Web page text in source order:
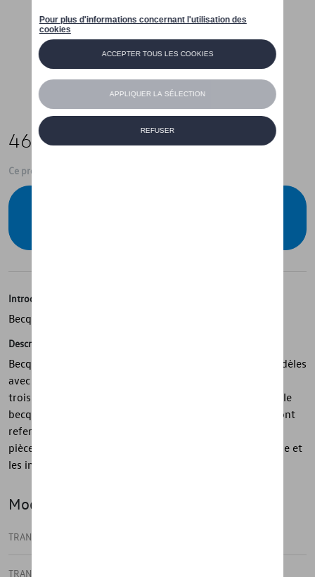
469,00 €
Ce produit n'est actuellement pas de stock
Introduction
Becquet de bord de toit
Description
Becquet de toit en 2 parties pour le montage sur les modèles
avec portes arrière comprenant une découpe pour le
troisième feu stop. Lorsque la porte arrière est ouverte, le
becquet de bord de toit se divise et lorsque les portes sont
refermées, se rejoignent harmoniquement en une seule
pièce. Est livré apprêté, y compris le matériel de montage et
les instructions de montage.
Modèle(s)
TRANSPORTER
TRANSPORTER FOURGON